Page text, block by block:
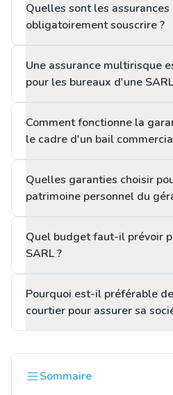
Quelles sont les
obligatoirement souscrire ?
Une assurance multirisque
pour les bureaux d'une
Comment fonctionne la
le cadre d'un bail
Quelles garanties choisir
patrimoine personnel du
Quel budget faut-il prévoir
SARL ?
Pourquoi est-il préférable
courtier pour assurer sa
Sommaire